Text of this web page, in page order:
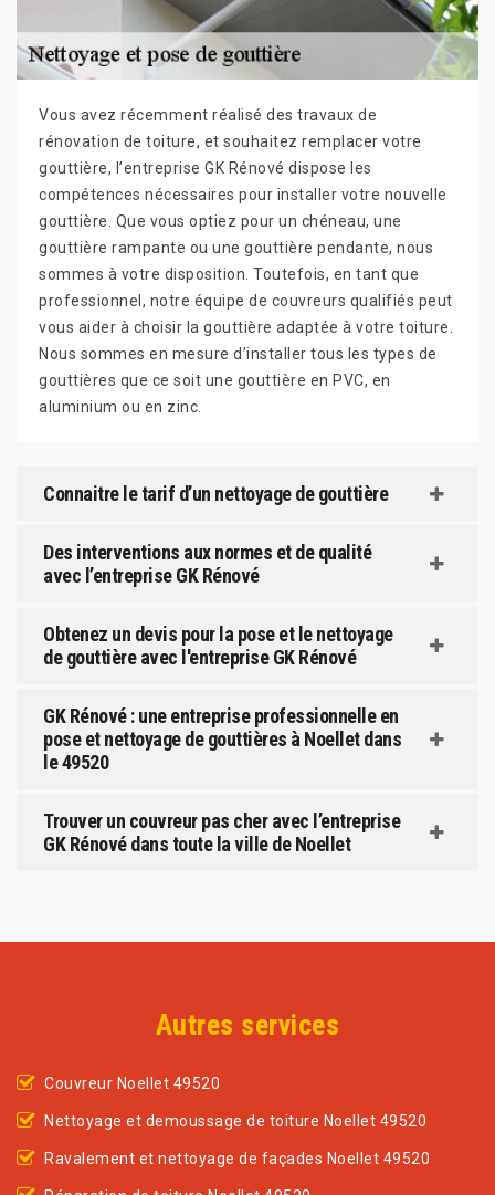
Vous avez récemment réalisé des travaux de
rénovation de toiture, et souhaitez remplacer votre
gouttière, l’entreprise GK Rénové dispose les
compétences nécessaires pour installer votre nouvelle
gouttière. Que vous optiez pour un chéneau, une
gouttière rampante ou une gouttière pendante, nous
sommes à votre disposition. Toutefois, en tant que
professionnel, notre équipe de couvreurs qualifiés peut
vous aider à choisir la gouttière adaptée à votre toiture.
Nous sommes en mesure d’installer tous les types de
gouttières que ce soit une gouttière en PVC, en
aluminium ou en zinc.
Connaitre le tarif d’un nettoyage de gouttière
Des interventions aux normes et de qualité
avec l’entreprise GK Rénové
Obtenez un devis pour la pose et le nettoyage
de gouttière avec l'entreprise GK Rénové
GK Rénové : une entreprise professionnelle en
pose et nettoyage de gouttières à Noellet dans
le 49520
Trouver un couvreur pas cher avec l’entreprise
GK Rénové dans toute la ville de Noellet
Autres services
Couvreur Noellet 49520
Nettoyage et demoussage de toiture Noellet 49520
Ravalement et nettoyage de façades Noellet 49520